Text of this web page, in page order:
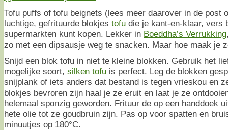
Tofu puffs of tofu beignets (lees meer daarover in de post
luchtige, gefrituurde blokjes tofu die je kant-en-klaar, vers
supermarkten kunt kopen. Lekker in Boeddha’s Verrukking
zo met een dipsausje weg te snacken. Maar hoe maak je
Snijd een blok tofu in niet te kleine blokken. Gebruik het
mogelijke soort, silken tofu is perfect. Leg de blokken
snijplank of iets anders dat bestand is tegen vrieskou en
blokjes bevroren zijn haal je ze eruit en laat je ze
helemaal sponzig geworden. Frituur de op een handdoek
hete olie tot ze goudbruin zijn. Pas op voor spatten en
minuutjes op 180°C.